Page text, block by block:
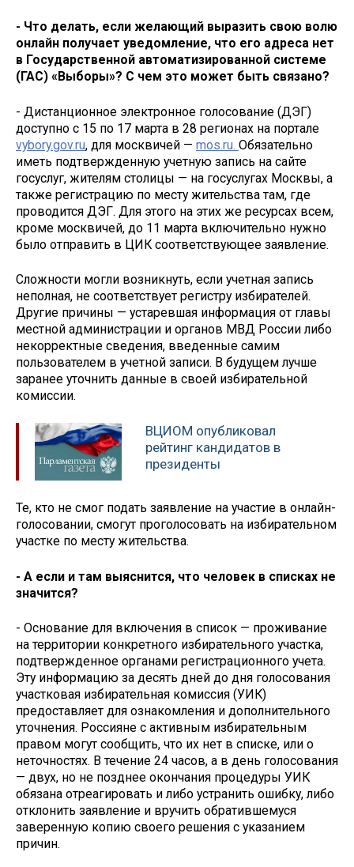
- Что делать, если желающий выразить свою волю
онлайн получает уведомление, что его адреса нет
в Государственной автоматизированной системе
(ГАС) «Выборы»? С чем это может быть связано?
- Дистанционное электронное голосование (ДЭГ)
доступно с 15 по 17 марта в 28 регионах на портале
vybory.gov.ru, для москвичей — mos.ru. Обязательно
иметь подтвержденную учетную запись на сайте
госуслуг, жителям столицы — на госуслугах Москвы, а
также регистрацию по месту жительства там, где
проводится ДЭГ. Для этого на этих же ресурсах всем,
кроме москвичей, до 11 марта включительно нужно
было отправить в ЦИК соответствующее заявление.
Сложности могли возникнуть, если учетная запись
неполная, не соответствует регистру избирателей.
Другие причины — устаревшая информация от главы
местной администрации и органов МВД России либо
некорректные сведения, введенные самим
пользователем в учетной записи. В будущем лучше
заранее уточнить данные в своей избирательной
комиссии.
ВЦИОМ опубликовал
рейтинг кандидатов в
президенты
Те, кто не смог подать заявление на участие в онлайн-
голосовании, смогут проголосовать на избирательном
участке по месту жительства.
- А если и там выяснится, что человек в списках не
значится?
- Основание для включения в список — проживание
на территории конкретного избирательного участка,
подтвержденное органами регистрационного учета.
Эту информацию за десять дней до дня голосования
участковая избирательная комиссия (УИК)
предоставляет для ознакомления и дополнительного
уточнения. Россияне с активным избирательным
правом могут сообщить, что их нет в списке, или о
неточностях. В течение 24 часов, а в день голосования
— двух, но не позднее окончания процедуры УИК
обязана отреагировать и либо устранить ошибку, либо
отклонить заявление и вручить обратившемуся
заверенную копию своего решения с указанием
причин.